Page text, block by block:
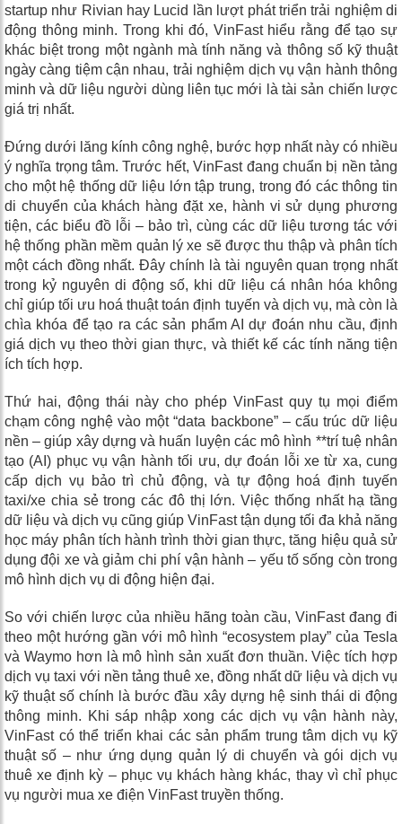
startup như Rivian hay Lucid lần lượt phát triển trải nghiệm di
động thông minh. Trong khi đó, VinFast hiểu rằng để tạo sự
khác biệt trong một ngành mà tính năng và thông số kỹ thuật
ngày càng tiệm cận nhau, trải nghiệm dịch vụ vận hành thông
minh và dữ liệu người dùng liên tục mới là tài sản chiến lược
giá trị nhất.
Đứng dưới lăng kính công nghệ, bước hợp nhất này có nhiều
ý nghĩa trọng tâm. Trước hết, VinFast đang chuẩn bị nền tảng
cho một hệ thống dữ liệu lớn tập trung, trong đó các thông tin
di chuyển của khách hàng đặt xe, hành vi sử dụng phương
tiện, các biểu đồ lỗi – bảo trì, cùng các dữ liệu tương tác với
hệ thống phần mềm quản lý xe sẽ được thu thập và phân tích
một cách đồng nhất. Đây chính là tài nguyên quan trọng nhất
trong kỷ nguyên di động số, khi dữ liệu cá nhân hóa không
chỉ giúp tối ưu hoá thuật toán định tuyến và dịch vụ, mà còn là
chìa khóa để tạo ra các sản phẩm AI dự đoán nhu cầu, định
giá dịch vụ theo thời gian thực, và thiết kế các tính năng tiện
ích tích hợp.
Thứ hai, động thái này cho phép VinFast quy tụ mọi điểm
chạm công nghệ vào một “data backbone” – cấu trúc dữ liệu
nền – giúp xây dựng và huấn luyện các mô hình **trí tuệ nhân
tạo (AI) phục vụ vận hành tối ưu, dự đoán lỗi xe từ xa, cung
cấp dịch vụ bảo trì chủ động, và tự động hoá định tuyến
taxi/xe chia sẻ trong các đô thị lớn. Việc thống nhất hạ tầng
dữ liệu và dịch vụ cũng giúp VinFast tận dụng tối đa khả năng
học máy phân tích hành trình thời gian thực, tăng hiệu quả sử
dụng đội xe và giảm chi phí vận hành – yếu tố sống còn trong
mô hình dịch vụ di động hiện đại.
So với chiến lược của nhiều hãng toàn cầu, VinFast đang đi
theo một hướng gần với mô hình “ecosystem play” của Tesla
và Waymo hơn là mô hình sản xuất đơn thuần. Việc tích hợp
dịch vụ taxi với nền tảng thuê xe, đồng nhất dữ liệu và dịch vụ
kỹ thuật số chính là bước đầu xây dựng hệ sinh thái di động
thông minh. Khi sáp nhập xong các dịch vụ vận hành này,
VinFast có thể triển khai các sản phẩm trung tâm dịch vụ kỹ
thuật số – như ứng dụng quản lý di chuyển và gói dịch vụ
thuê xe định kỳ – phục vụ khách hàng khác, thay vì chỉ phục
vụ người mua xe điện VinFast truyền thống.